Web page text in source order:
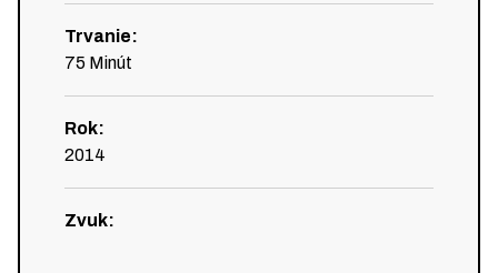
Trvanie:
75 Minút
Rok:
2014
Zvuk: